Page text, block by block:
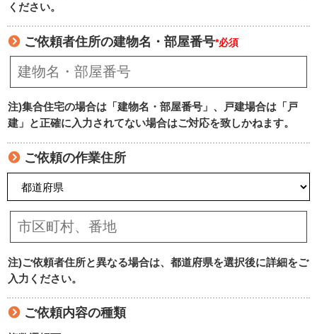
ください。
ご依頼者住所の建物名・部屋番号*必須
注)集合住宅の場合は「建物名・部屋番号」、戸建場合は「戸
建」と正確に入力されてない場合はご対応を致しかねます。
ご依頼の作業住所
注)ご依頼者住所と異なる場合は、都道府県を選択後に詳細をご
入力ください。
ご依頼内容の種類